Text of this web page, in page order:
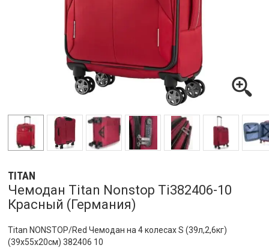
TITAN
Чемодан Titan Nonstop Ti382406-10
Красный (Германия)
Titan NONSTOP/Red Чемодан на 4 колесах S (39л,2,6кг)
(39x55x20см) 382406 10